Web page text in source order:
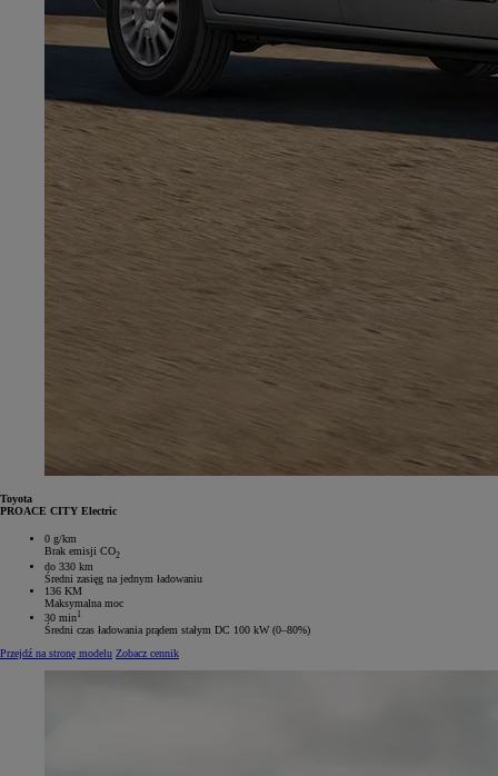
Toyota
PROACE CITY Electric
0 g/km
Brak emisji CO2
do 330 km
Średni zasięg na jednym ładowaniu
136 KM
Maksymalna moc
30 min1
Średni czas ładowania prądem stałym DC 100 kW (0–80%)
Przejdź na stronę modelu Zobacz cennik